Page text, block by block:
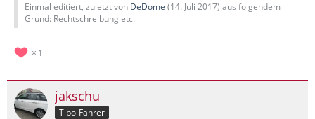
Einmal editiert, zuletzt von DeDome (14. Juli 2017) aus folgendem
Grund: Rechtschreibung etc.
1
jakschu
Tipo-Fahrer